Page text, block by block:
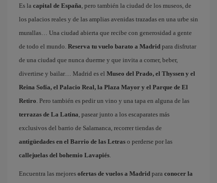
Es la capital de España, pero también la ciudad de los museos, de
los palacios reales y de las amplias avenidas trazadas en una urbe sin
murallas… Una ciudad abierta que recibe con generosidad a gente
de todo el mundo. Reserva tu vuelo barato a Madrid para disfrutar
de una ciudad que nunca duerme y que invita a comer, beber,
divertirse y bailar… Madrid es el Museo del Prado, el Thyssen y el
Reina Sofía, el Palacio Real, la Plaza Mayor y el Parque de El
Retiro. Pero también es pedir un vino y una tapa en alguna de las
terrazas de La Latina, pasear junto a los escaparates más
exclusivos del barrio de Salamanca, recorrer tiendas de
antigüedades en el Barrio de las Letras o perderse por las
callejuelas del bohemio Lavapiés.
Encuentra las mejores ofertas de vuelos a Madrid para conocer la